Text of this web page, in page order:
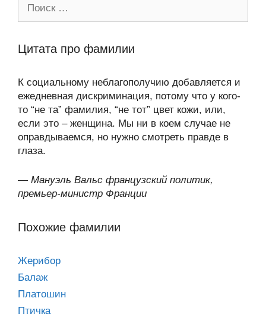
Цитата про фамилии
К социальному неблагополучию добавляется и
ежедневная дискриминация, потому что у кого-
то “не та” фамилия, “не тот” цвет кожи, или,
если это – женщина. Мы ни в коем случае не
оправдываемся, но нужно смотреть правде в
глаза.
— Мануэль Вальс французский политик,
премьер-министр Франции
Похожие фамилии
Жерибор
Балаж
Платошин
Птичка